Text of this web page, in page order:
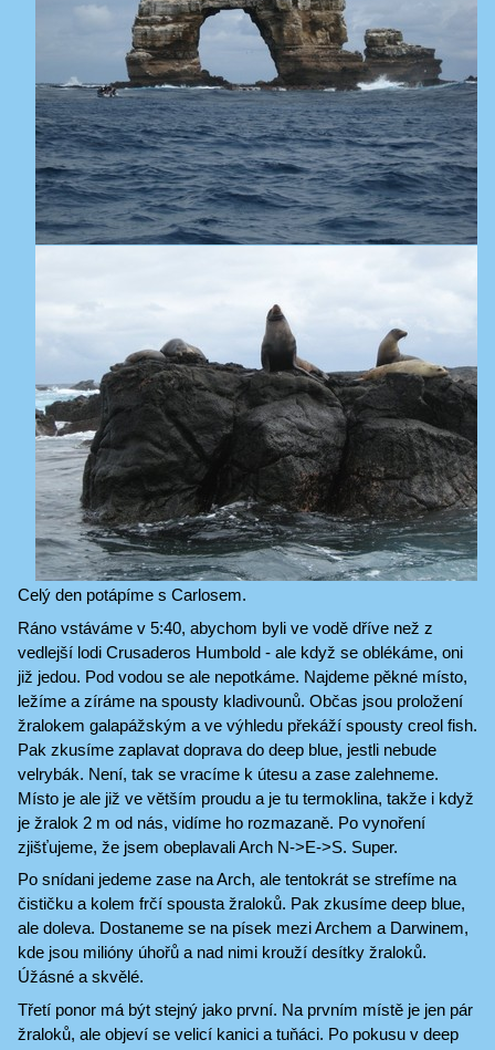
Celý den potápíme s Carlosem.
Ráno vstáváme v 5:40, abychom byli ve vodě dříve než z
vedlejší lodi Crusaderos Humbold - ale když se oblékáme, oni
již jedou. Pod vodou se ale nepotkáme. Najdeme pěkné místo,
ležíme a zíráme na spousty kladivounů. Občas jsou proložení
žralokem galapážským a ve výhledu překáží spousty creol fish.
Pak zkusíme zaplavat doprava do deep blue, jestli nebude
velrybák. Není, tak se vracíme k útesu a zase zalehneme.
Místo je ale již ve větším proudu a je tu termoklina, takže i když
je žralok 2 m od nás, vidíme ho rozmazaně. Po vynoření
zjišťujeme, že jsem obeplavali Arch N->E->S. Super.
Po snídani jedeme zase na Arch, ale tentokrát se strefíme na
čističku a kolem frčí spousta žraloků. Pak zkusíme deep blue,
ale doleva. Dostaneme se na písek mezi Archem a Darwinem,
kde jsou milióny úhořů a nad nimi krouží desítky žraloků.
Úžásné a skvělé.
Třetí ponor má být stejný jako první. Na prvním místě je jen pár
žraloků, ale objeví se velicí kanici a tuňáci. Po pokusu v deep